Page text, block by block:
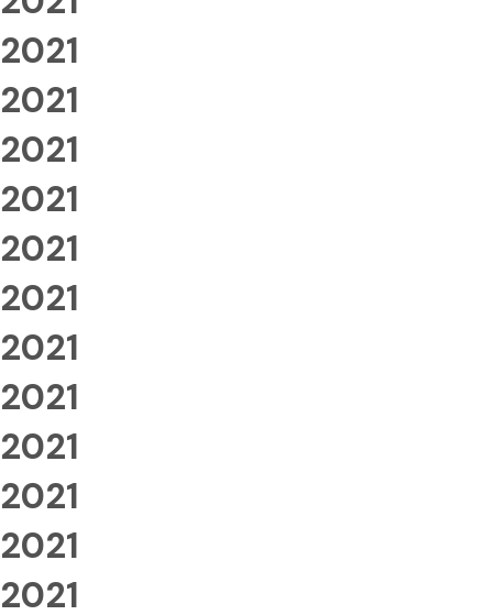
2021
2021
2021
2021
2021
2021
2021
2021
2021
2021
2021
2021